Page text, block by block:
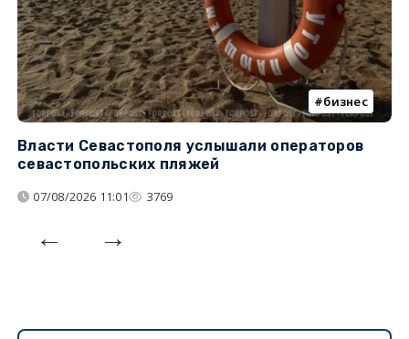
бизнес
Власти Севастополя услышали операторов
севастопольских пляжей
07/08/2026 11:01 3769